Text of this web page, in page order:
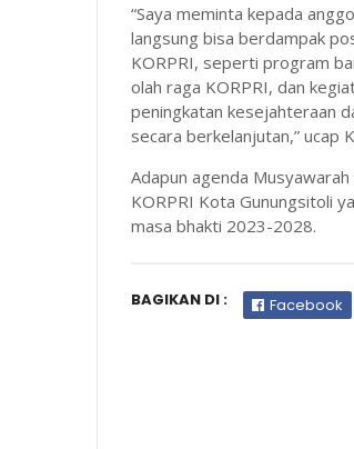
“Saya meminta kepada
langsung bisa berdampak
KORPRI, seperti program
olah raga KORPRI, dan
peningkatan kesejahteraan
secara berkelanjutan,” ucap
Adapun agenda
KORPRI Kota Gunungsitoli
masa bhakti 2023-2028.
BAGIKAN DI : Facebook